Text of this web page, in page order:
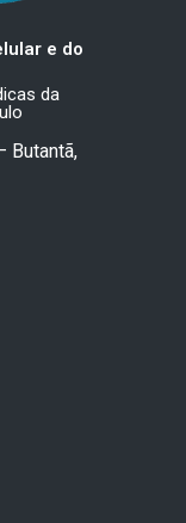
e do
da
Butantã,